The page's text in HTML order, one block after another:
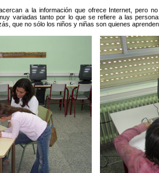
a la información que ofrece Internet, pero
variadas tanto por lo que se refiere a las
que no sólo los niños y niñas son quienes